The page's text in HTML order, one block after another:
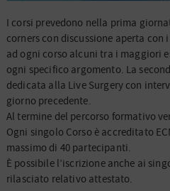
I corsi prevedono nella prima
corners con discussione aperta
ad ogni corso alcuni tra i maggiori
ogni specifico argomento. La
dedicata alla Live Surgery con
giorno precedente.
Al termine del percorso formativo
Ogni singolo Corso è accreditato
massimo di 40 partecipanti.
È possibile l’iscrizione anche ai
rilasciato relativo attestato.